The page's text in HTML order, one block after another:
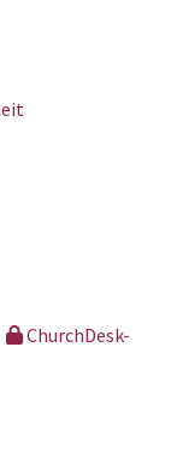
ChurchDesk-